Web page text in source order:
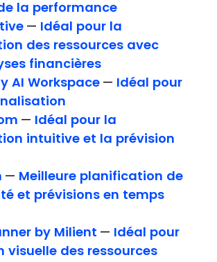
la performance
— Idéal pour la
des ressources avec
financières
AI Workspace — Idéal pour
— Idéal pour la
intuitive et la prévision
— Meilleure planification de
et prévisions en temps
by Milient — Idéal pour
visuelle des ressources